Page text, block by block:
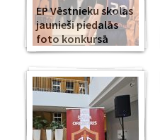
EP Vēstnieku skolas
jaunieši piedalās
foto konkursā